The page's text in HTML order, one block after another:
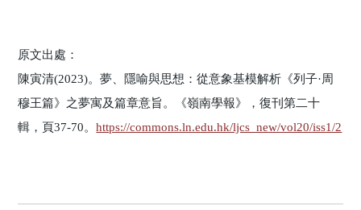
原文出處：
陳寅清(2023)。夢、隱喻與思想：從意象基模解析《列子·周
穆王篇》之夢寓及篇章意旨。《嶺南學報》，復刊第二十
輯，頁37-70。https://commons.ln.edu.hk/ljcs_new/vol20/iss1/2